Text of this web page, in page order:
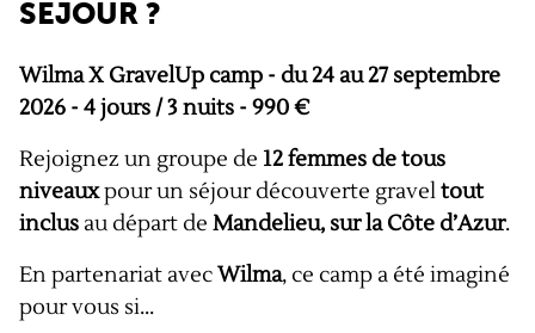
SÉJOUR ?
Wilma X GravelUp camp - du 24 au 27 septembre
2026 - 4 jours / 3 nuits - 990 €
Rejoignez un groupe de 12 femmes de tous
niveauxpour un séjour découverte graveltout
inclus au départ de Mandelieu, sur la Côte d’Azur.
En partenariat avecWilma, ce camp a été imaginé
pour vous si...